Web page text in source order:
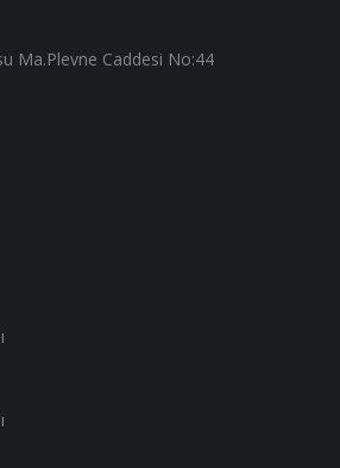
Ma.Plevne Caddesi No:44